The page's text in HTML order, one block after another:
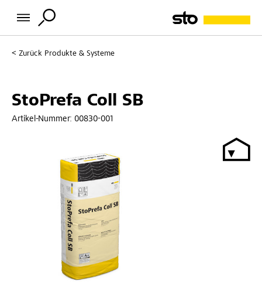
Zurück Produkte & Systeme
StoPrefa Coll SB
Artikel-Nummer: 00830-001